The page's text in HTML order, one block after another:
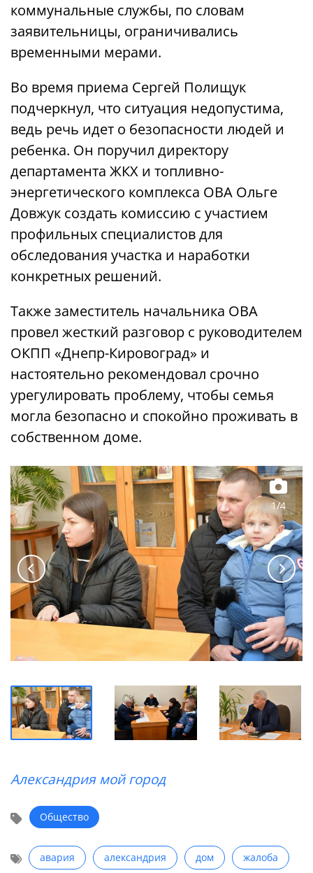
коммунальные службы, по словам
заявительницы, ограничивались
временными мерами.
Во время приема Сергей Полищук
подчеркнул, что ситуация недопустима,
ведь речь идет о безопасности людей и
ребенка. Он поручил директору
департамента ЖКХ и топливно-
энергетического комплекса ОВА Ольге
Довжук создать комиссию с участием
профильных специалистов для
обследования участка и наработки
конкретных решений.
Также заместитель начальника ОВА
провел жесткий разговор с руководителем
ОКПП «Днепр-Кировоград» и
настоятельно рекомендовал срочно
урегулировать проблему, чтобы семья
могла безопасно и спокойно проживать в
собственном доме.
1/4
Александрия мой город
Общество
авария александрия дом жалоба